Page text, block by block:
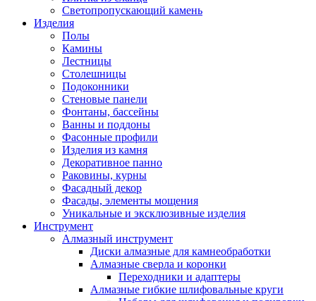
Светопропускающий камень
Изделия
Полы
Камины
Лестницы
Столешницы
Подоконники
Стеновые панели
Фонтаны, бассейны
Ванны и поддоны
Фасонные профили
Изделия из камня
Декоративное панно
Раковины, курны
Фасадный декор
Фасады, элементы мощения
Уникальные и эксклюзивные изделия
Инструмент
Алмазный инструмент
Диски алмазные для камнеобработки
Алмазные сверла и коронки
Переходники и адаптеры
Алмазные гибкие шлифовальные круги